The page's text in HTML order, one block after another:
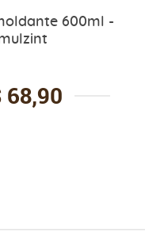
600ml -
68,90